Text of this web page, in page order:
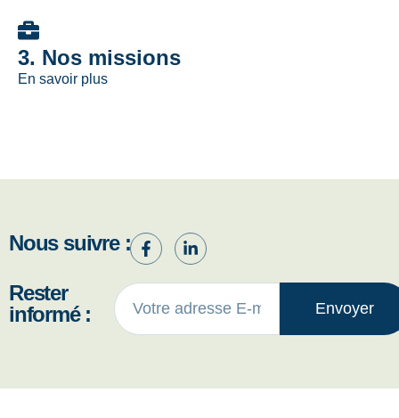
3. Nos missions
En savoir plus
Nous suivre :
Rester
informé :
Envoyer